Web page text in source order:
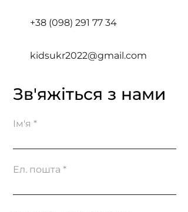
+38 (098) 291 77 34
kidsukr2022@gmail.com
Зв'яжіться з нами
Ім'я
Ел. пошта